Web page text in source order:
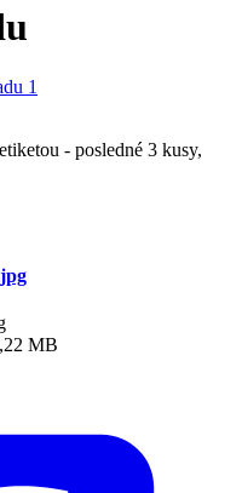
- posledné 3 kusy,
MB